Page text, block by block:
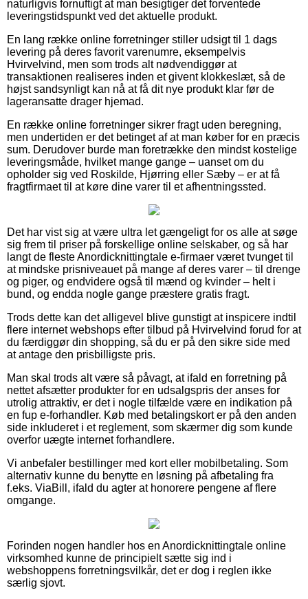
naturligvis fornuftigt at man besigtiger det forventede
leveringstidspunkt ved det aktuelle produkt.
En lang række online forretninger stiller udsigt til 1 dags
levering på deres favorit varenumre, eksempelvis
Hvirvelvind, men som trods alt nødvendiggør at
transaktionen realiseres inden et givent klokkeslæt, så de
højst sandsynligt kan nå at få dit nye produkt klar før de
lageransatte drager hjemad.
En række online forretninger sikrer fragt uden beregning,
men undertiden er det betinget af at man køber for en præcis
sum. Derudover burde man foretrække den mindst kostelige
leveringsmåde, hvilket mange gange – uanset om du
opholder sig ved Roskilde, Hjørring eller Sæby – er at få
fragtfirmaet til at køre dine varer til et afhentningssted.
Det har vist sig at være ultra let gængeligt for os alle at søge
sig frem til priser på forskellige online selskaber, og så har
langt de fleste Anordicknittingtale e-firmaer været tvunget til
at mindske prisniveauet på mange af deres varer – til drenge
og piger, og endvidere også til mænd og kvinder – helt i
bund, og endda nogle gange præstere gratis fragt.
Trods dette kan det alligevel blive gunstigt at inspicere indtil
flere internet webshops efter tilbud på Hvirvelvind forud for at
du færdiggør din shopping, så du er på den sikre side med
at antage den prisbilligste pris.
Man skal trods alt være så påvagt, at ifald en forretning på
nettet afsætter produkter for en udsalgspris der anses for
utrolig attraktiv, er det i nogle tilfælde være en indikation på
en fup e-forhandler. Køb med betalingskort er på den anden
side inkluderet i et reglement, som skærmer dig som kunde
overfor uægte internet forhandlere.
Vi anbefaler bestillinger med kort eller mobilbetaling. Som
alternativ kunne du benytte en løsning på afbetaling fra
f.eks. ViaBill, ifald du agter at honorere pengene af flere
omgange.
Forinden nogen handler hos en Anordicknittingtale online
virksomhed kunne de principielt sætte sig ind i
webshoppens forretningsvilkår, det er dog i reglen ikke
særlig sjovt.